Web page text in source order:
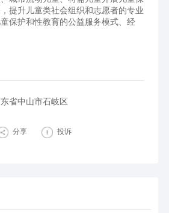
提升儿童类社会组织和志愿者的专业
保护和性教育的公益服务模式、经
省中山市石岐区
分享 投诉